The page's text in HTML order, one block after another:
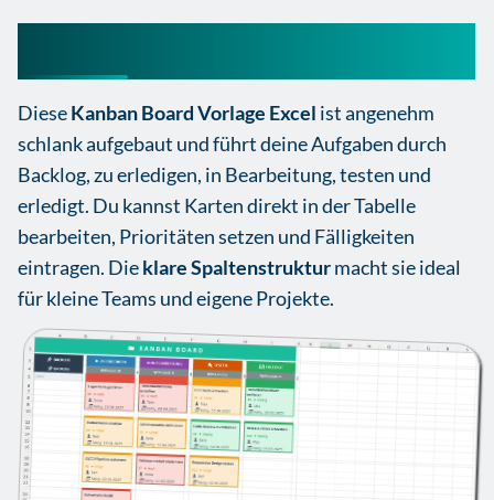
DieseKanban Board Vorlage Excel ist angenehm
schlank aufgebaut und führt deine Aufgaben durch
Backlog, zu erledigen, in Bearbeitung, testen und
erledigt. Du kannst Karten direkt in der Tabelle
bearbeiten, Prioritäten setzen und Fälligkeiten
eintragen. Dieklare Spaltenstrukturmacht sie ideal
für kleine Teams und eigene Projekte.